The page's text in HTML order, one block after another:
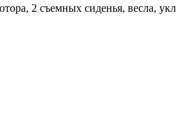
2 съемных сиденья, весла,